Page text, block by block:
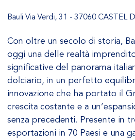
Bauli Via Verdi, 31 - 37060 CASTEL
Con oltre un secolo di storia,
oggi una delle realtà
significative del panorama
dolciario, in un perfetto
innovazione che ha portato il
crescita costante e a
senza precedenti. Presente in
esportazioni in 70 Paesi e una